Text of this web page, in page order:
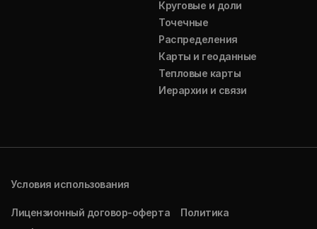
Круговые и доли
Точечные
Распределения
Карты и геоданные
Тепловые карты
Иерархии и связи
Условия использования
Лицензионный договор-оферта
Политика